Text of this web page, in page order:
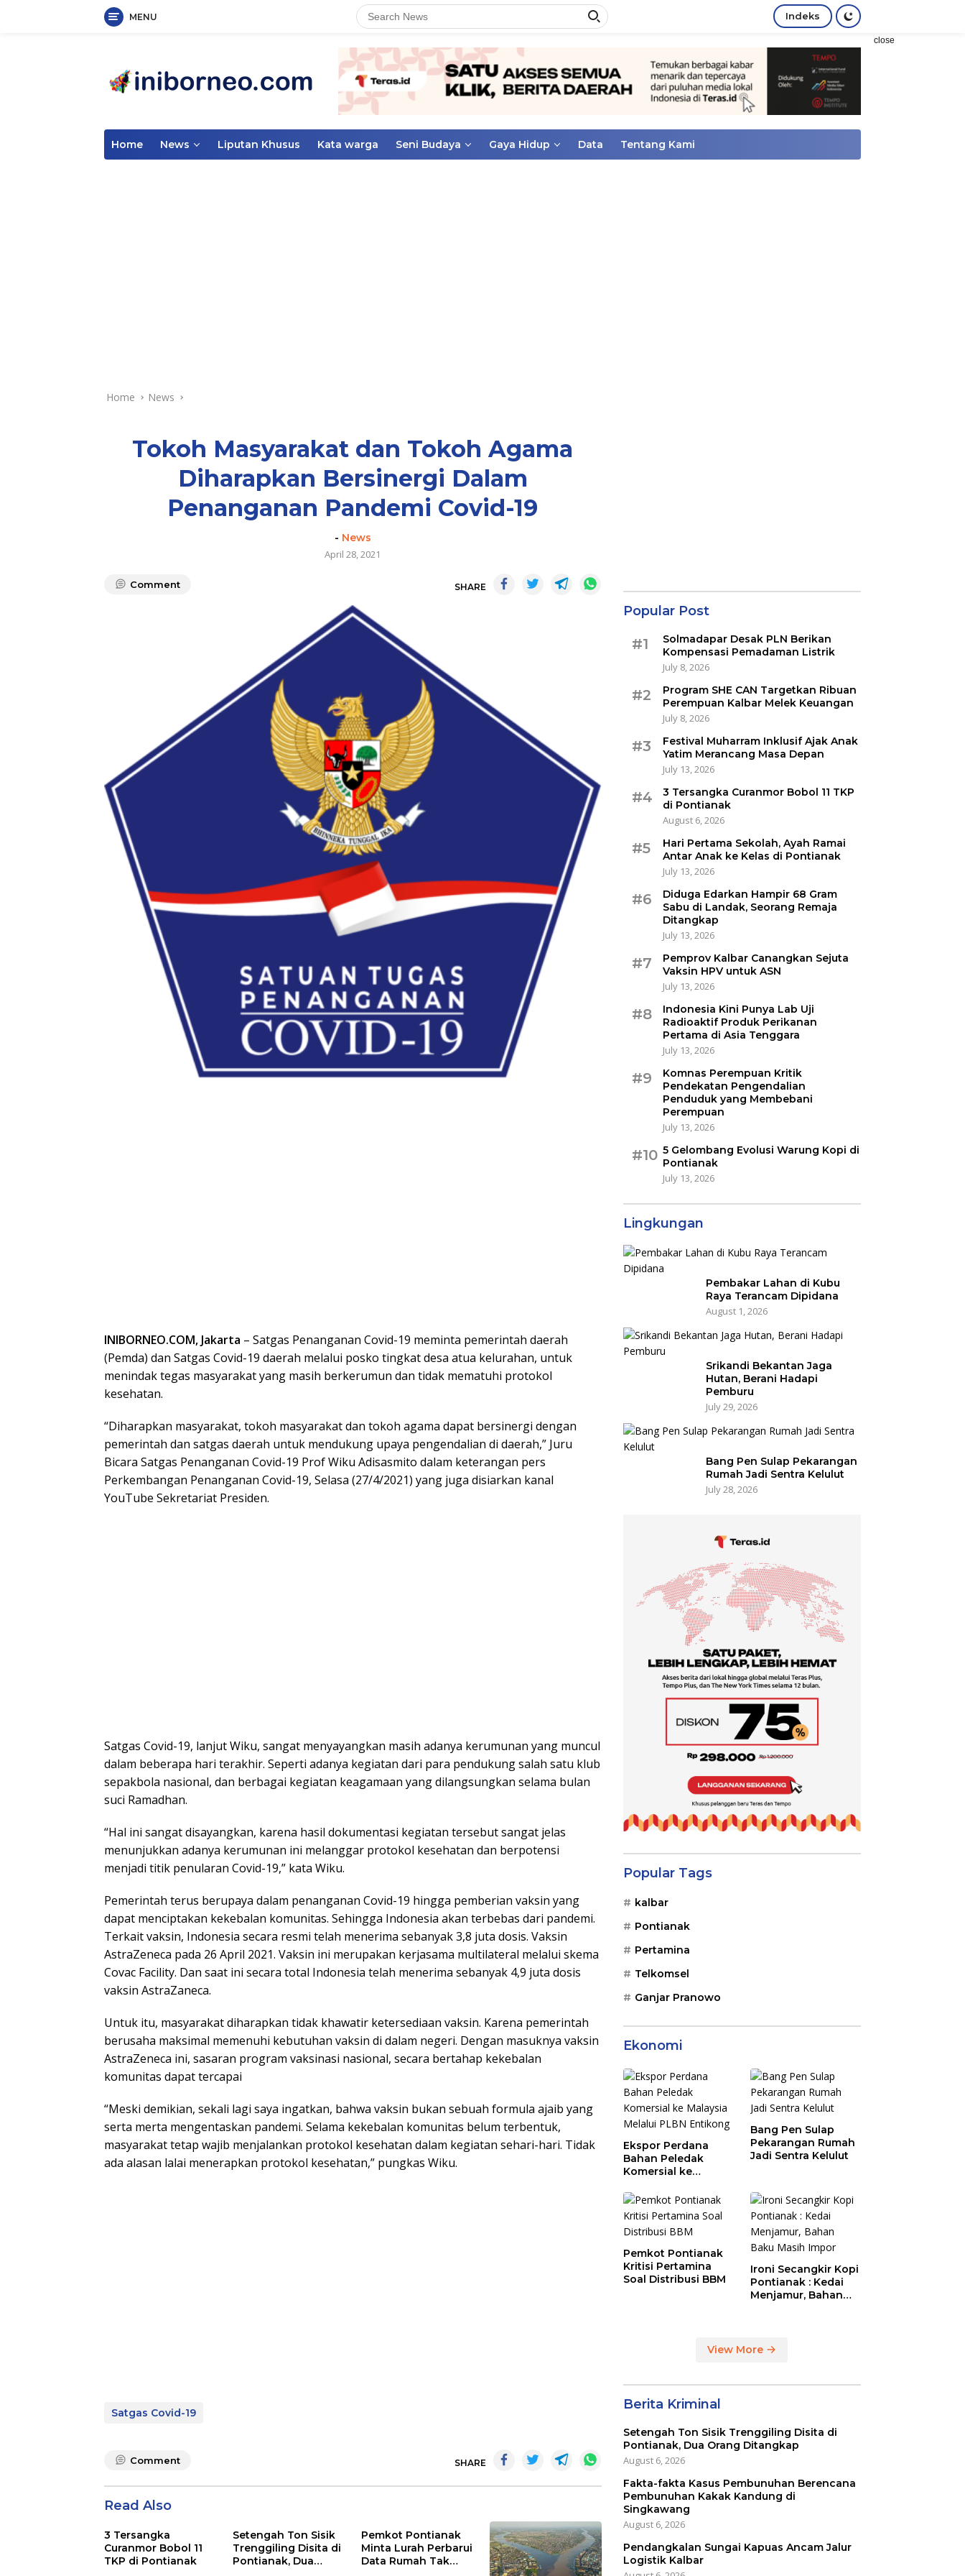
MENU Indeks
close
Home News Liputan Khusus Kata warga Seni Budaya Gaya Hidup Data Tentang Kami
Home News
Tokoh Masyarakat dan Tokoh Agama
Diharapkan Bersinergi Dalam
Penanganan Pandemi Covid-19
- News
April 28, 2021
Comment SHARE
INIBORNEO.COM, Jakarta – Satgas Penanganan Covid-19 meminta pemerintah daerah
(Pemda) dan Satgas Covid-19 daerah melalui posko tingkat desa atua kelurahan, untuk
menindak tegas masyarakat yang masih berkerumun dan tidak mematuhi protokol
kesehatan.
“Diharapkan masyarakat, tokoh masyarakat dan tokoh agama dapat bersinergi dengan
pemerintah dan satgas daerah untuk mendukung upaya pengendalian di daerah,” Juru
Bicara Satgas Penanganan Covid-19 Prof Wiku Adisasmito dalam keterangan pers
Perkembangan Penanganan Covid-19, Selasa (27/4/2021) yang juga disiarkan kanal
YouTube Sekretariat Presiden.
Satgas Covid-19, lanjut Wiku, sangat menyayangkan masih adanya kerumunan yang muncul
dalam beberapa hari terakhir. Seperti adanya kegiatan dari para pendukung salah satu klub
sepakbola nasional, dan berbagai kegiatan keagamaan yang dilangsungkan selama bulan
suci Ramadhan.
“Hal ini sangat disayangkan, karena hasil dokumentasi kegiatan tersebut sangat jelas
menunjukkan adanya kerumunan ini melanggar protokol kesehatan dan berpotensi
menjadi titik penularan Covid-19,” kata Wiku.
Pemerintah terus berupaya dalam penanganan Covid-19 hingga pemberian vaksin yang
dapat menciptakan kekebalan komunitas. Sehingga Indonesia akan terbebas dari pandemi.
Terkait vaksin, Indonesia secara resmi telah menerima sebanyak 3,8 juta dosis. Vaksin
AstraZeneca pada 26 April 2021. Vaksin ini merupakan kerjasama multilateral melalui skema
Covac Facility. Dan saat ini secara total Indonesia telah menerima sebanyak 4,9 juta dosis
vaksin AstraZaneca.
Untuk itu, masyarakat diharapkan tidak khawatir ketersediaan vaksin. Karena pemerintah
berusaha maksimal memenuhi kebutuhan vaksin di dalam negeri. Dengan masuknya vaksin
AstraZeneca ini, sasaran program vaksinasi nasional, secara bertahap kekebalan
komunitas dapat tercapai
“Meski demikian, sekali lagi saya ingatkan, bahwa vaksin bukan sebuah formula ajaib yang
serta merta mengentaskan pandemi. Selama kekebalan komunitas belum terbentuk,
masyarakat tetap wajib menjalankan protokol kesehatan dalam kegiatan sehari-hari. Tidak
ada alasan lalai menerapkan protokol kesehatan,” pungkas Wiku.
Satgas Covid-19
Comment SHARE
Read Also
3 Tersangka
Curanmor Bobol 11
TKP di Pontianak
Setengah Ton Sisik
Trenggiling Disita di
Pontianak, Dua
Pemkot Pontianak
Minta Lurah Perbarui
Data Rumah Tak
Popular Post
#1
Solmadapar Desak PLN Berikan
Kompensasi Pemadaman Listrik
July 8, 2026
#2
Program SHE CAN Targetkan Ribuan
Perempuan Kalbar Melek Keuangan
July 8, 2026
#3
Festival Muharram Inklusif Ajak Anak
Yatim Merancang Masa Depan
July 13, 2026
#4
3 Tersangka Curanmor Bobol 11 TKP
di Pontianak
August 6, 2026
#5
Hari Pertama Sekolah, Ayah Ramai
Antar Anak ke Kelas di Pontianak
July 13, 2026
#6
Diduga Edarkan Hampir 68 Gram
Sabu di Landak, Seorang Remaja
Ditangkap
July 13, 2026
#7
Pemprov Kalbar Canangkan Sejuta
Vaksin HPV untuk ASN
July 13, 2026
#8
Indonesia Kini Punya Lab Uji
Radioaktif Produk Perikanan
Pertama di Asia Tenggara
July 13, 2026
#9
Komnas Perempuan Kritik
Pendekatan Pengendalian
Penduduk yang Membebani
Perempuan
July 13, 2026
#10 5 Gelombang Evolusi Warung Kopi di
Pontianak
July 13, 2026
Lingkungan
Pembakar Lahan di Kubu
Raya Terancam Dipidana
August 1, 2026
Srikandi Bekantan Jaga
Hutan, Berani Hadapi
Pemburu
July 29, 2026
Bang Pen Sulap Pekarangan
Rumah Jadi Sentra Kelulut
July 28, 2026
Popular Tags
kalbar
Pontianak
Pertamina
Telkomsel
Ganjar Pranowo
Ekonomi
Ekspor Perdana
Bahan Peledak
Komersial ke
PLBN Entikong
Bang Pen Sulap
Pekarangan Rumah
Jadi Sentra Kelulut
Pemkot Pontianak
Kritisi Pertamina
Soal Distribusi BBM
Ironi Secangkir Kopi
Pontianak : Kedai
Menjamur, Bahan
View More
Berita Kriminal
Setengah Ton Sisik Trenggiling Disita di
Pontianak, Dua Orang Ditangkap
August 6, 2026
Fakta-fakta Kasus Pembunuhan Berencana
Pembunuhan Kakak Kandung di
Singkawang
August 6, 2026
Pendangkalan Sungai Kapuas Ancam Jalur
Logistik Kalbar